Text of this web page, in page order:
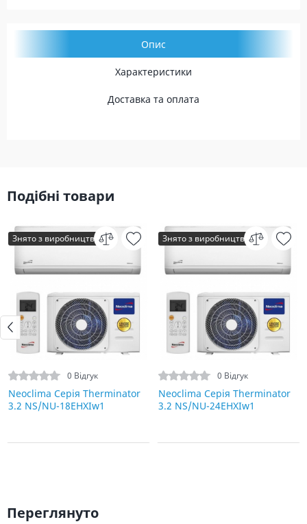
Опис
Характеристики
Доставка та оплата
Подібні товари
Знято з виробництва
0 Відгук
Neoclima Серія Therminator
3.2 NS/NU-18EHXIw1
Знято з виробництва
0 Відгук
Neoclima Серія Therminator
3.2 NS/NU-24EHXIw1
Переглянуто